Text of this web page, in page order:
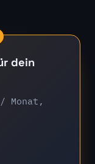
dein
Monat,